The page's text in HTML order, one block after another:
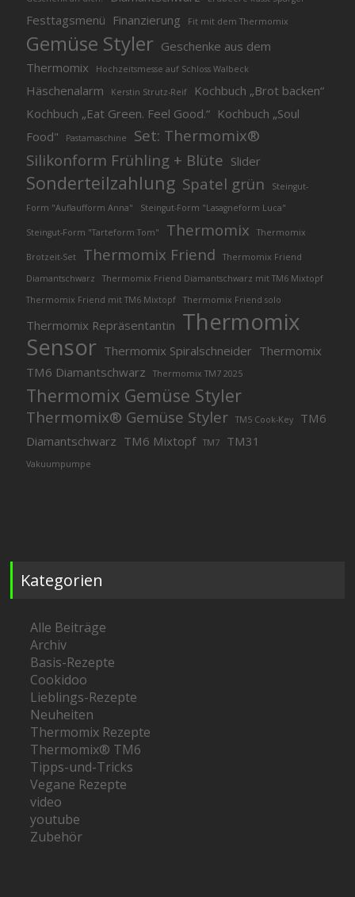
Festtagsmenü Finanzierung Fit mit dem Thermomix
Gemüse Styler Geschenke aus dem
Thermomix
Hochzeitsmesse auf Schloss Walbeck
Häschenalarm Kerstin Strutz-Reif
Kochbuch „Brot backen“
Kochbuch „Eat Green. Feel Good.“ Kochbuch „Soul
Food"
Pastamaschine
Set: Thermomix®
Silikonform Frühling + Blüte Slider
Sonderteilzahlung Spatel grün
Steingut-
Form "Auflaufform Anna"
Steingut-Form "Lasagneform Luca"
Steingut-Form "Tarteform Tom" Thermomix Thermomix
Brotzeit-Set Thermomix Friend
Thermomix Friend
Diamantschwarz
Thermomix Friend Diamantschwarz mit TM6 Mixtopf
Thermomix Friend mit TM6 Mixtopf
Thermomix Friend solo
Thermomix Repräsentantin Thermomix
Sensor Thermomix Spiralschneider Thermomix
TM6 Diamantschwarz
Thermomix TM7 2025
Thermomix Gemüse Styler
Thermomix® Gemüse Styler TM5 Cook-Key
TM6
Diamantschwarz TM6 Mixtopf TM7 TM31
Vakuumpumpe
Kategorien
Alle Beiträge
Archiv
Basis-Rezepte
Cookidoo
Lieblings-Rezepte
Neuheiten
Thermomix Rezepte
Thermomix® TM6
Tipps-und-Tricks
Vegane Rezepte
video
youtube
Zubehör